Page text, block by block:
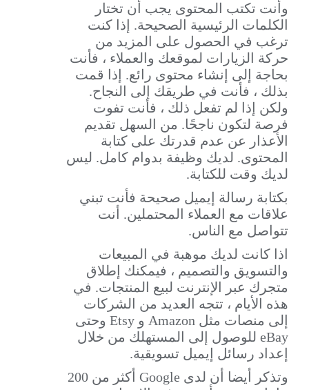
وأنت تكتب المحتوى يجب أن تختار
الكلمات الرئيسية الصحيحة. إذا كنت
ترغب في الحصول على المزيد من
حركة الزيارات لموقعك والعملاء ، فأنت
بحاجة إلى إنشاء محتوى رائع. إذا قمت
بذلك ، فأنت في طريقك إلى النجاح.
ولكن إذا لم تفعل ذلك ، فأنت تفوت
فرصة لتكون ناجحًا. من السهل تقديم
الأعذار عن عدم قدرتك على كتابة
المحتوى. لديك وظيفة بدوام كامل. ليس
لديك وقت للكتابة.
بكتابة رسالة إيميل صحيحة فأنت تبني
علاقات مع العملاء المحتملين. أنت
تتواصل مع الناس.
اذا كانت لديك موهبة في المبيعات
والتسويق والتصميم ، فيمكنك إطلاق
متجرك عبر الإنترنت لبيع المنتجات. في
هذه الأيام ، تتجه العديد من الشركات
إلى منصات مثل Amazon و Etsy وحتى
eBay للوصول إلى المستهلك من خلال
إعداد رسائل إيميل تسويقية.
وتذكر أيضا أن لدى Google أكثر من 200